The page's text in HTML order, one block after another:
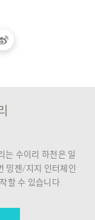
수이리 하천은 일
지지 인터체인
수 있습니다.